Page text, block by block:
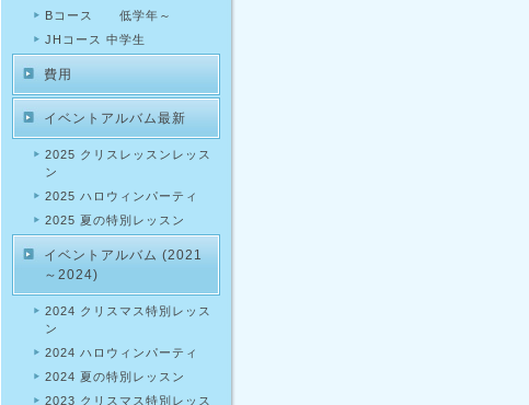
Bコース 低学年～
JHコース 中学生
費用
イベントアルバム最新
2025 クリスレッスンレッス
ン
2025 ハロウィンパーティ
2025 夏の特別レッスン
イベントアルバム (2021
～2024)
2024 クリスマス特別レッス
ン
2024 ハロウィンパーティ
2024 夏の特別レッスン
2023 クリスマス特別レッス